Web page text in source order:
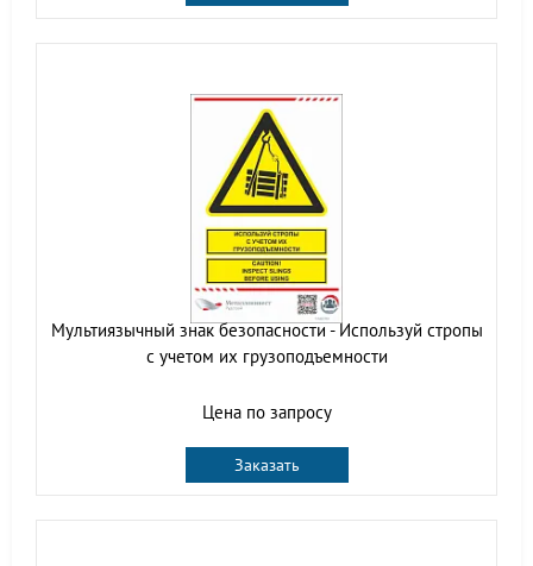
Мультиязычный знак безопасности - Используй стропы
с учетом их грузоподъемности
Цена по запросу
Заказать